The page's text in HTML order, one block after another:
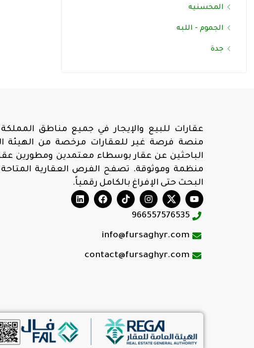
المحسنيه
الجموم - اللبه
جدة
عقارات للبيع والإيجار في جميع مناطق
منصة فرصة غير للعقارات مرخصة من الهيئة
الباحثين عن عقار بوسطاء معتمدين ومطورين
منظمة وموثوقة. تصفح الفرص العقارية
البحث حتى الإفراغ بالكامل رقمياً.
966557576535
info@fursaghyr.com
contact@fursaghyr.com